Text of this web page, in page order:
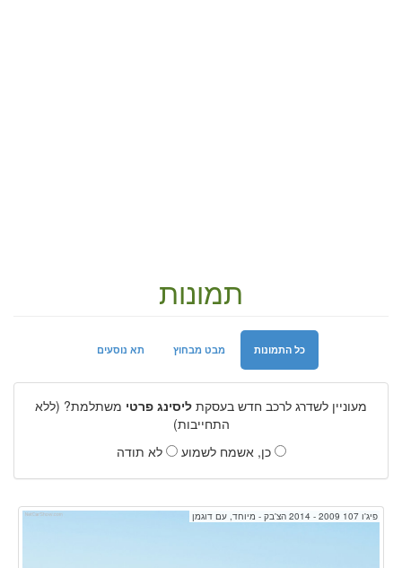
תמונות
תא נוסעים מבט מבחוץ כל התמונות
מעוניין לשדרג לרכב חדש בעסקת ליסינג פרטי משתלמת? (ללא
התחייבות)
כן, אשמח לשמוע
לא תודה
פיג'ו 107 2009 - 2014 הצ'בק - מיוחד, עם דוגמן